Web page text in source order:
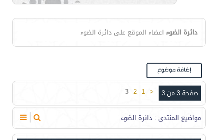
دائرة الضوء اعضاء الموقع على دائرة الضوء
صفحة 3 من 3 <
1
2
3
مواضيع المنتدى : دائرة الضوء